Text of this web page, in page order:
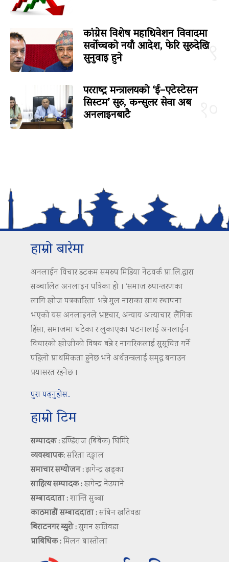
९
कांग्रेस विशेष महाधिवेशन विवादमा
सर्वोच्चको नयाँ आदेश, फेरि सुरुदेखि
सुनुवाइ हुने
परराष्ट्र मन्त्रालयको ‘ई–एटेस्टेसन
सिस्टम’ सुरु, कन्सुलर सेवा अब
अनलाइनबाटै
हाम्रो बारेमा
अनलाईन विचार डटकम समरुप मिडिया नेटवर्क प्रा.लि.द्वारा
सञ्चालित अनलाइन पत्रिका हो । ‘समाज रुपान्तरणका
लागि खोज पत्रकारिता’ भन्ने मुल नाराका साथ स्थापना
भएको यस अनलाइनले भ्रष्टचार, अन्याय अत्याचार, लैंगिक
हिंसा, समाजमा घटेका र लुकाएका घटनालाई अनलाईन
विचारको खोजीको विषय बन्ने र नागरिकलाई सुसूचित गर्ने
पहिलो प्राथमिकता हुनेछ भने अर्थतन्त्रलाई समृद्ध बनाउन
प्रयासरत रहनेछ ।
पुरा पढ्नुहोस..
हाम्रो टिम
सम्पादक :डण्डिराज (बिबेक) घिमिरे
व्यवस्थापक:सरिता दङ्गाल
समाचार सम्योजन :झगेन्द्र खड्का
साहित्य सम्पादक :खगेन्द्र नेउपाने
सम्बाददाता :शान्ति सुब्बा
काठमाडौं सम्बाददाता :सबिन खतिवडा
बिराटनगर ब्युरो :सुमन खतिवडा
प्राबिधिक :मिलन बास्तोला